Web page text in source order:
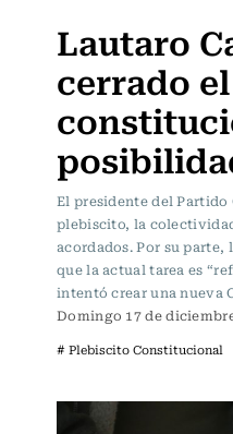
Lautaro
cerrado
El presidente del
plebiscito, la
acordados. Por su
que la actual tarea es
intentó crear una nueva
Domingo 17 de
# Plebiscito Constitucional